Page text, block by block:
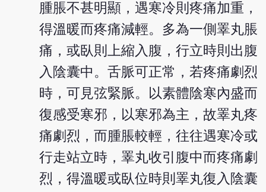
腫脹不甚明顯，遇寒冷則疼痛加重，
得溫暖而疼痛減輕。多為一側睪丸脹
痛，或臥則上縮入腹，行立時則出腹
入陰囊中。舌脈可正常，若疼痛劇烈
時，可見弦緊脈。以素體陰寒內盛而
復感受寒邪，以寒邪為主，故睪丸疼
痛劇烈，而腫脹較輕，往往遇寒冷或
行走站立時，睪丸收引腹中而疼痛劇
烈，得溫暖或臥位時則睪丸復入陰囊